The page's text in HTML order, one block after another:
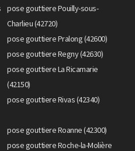
pose gouttiere Pouilly-sous-
Charlieu (42720)
pose gouttiere Pralong (42600)
pose gouttiere Regny (42630)
pose gouttiere La Ricamarie
(42150)
pose gouttiere Rivas (42340)
pose gouttiere Roanne (42300)
pose gouttiere Roche-la-Molière